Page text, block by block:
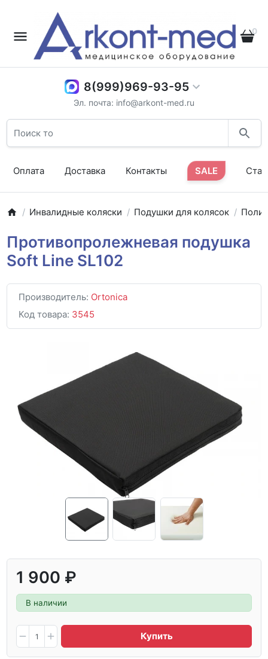
0
8(999)969-93-95
Эл. почта: info@arkont-med.ru
Оплата Доставка Контакты SALE
Инвалидные коляски Подушки для колясок
Противопролежневая подушка
Soft Line SL102
Производитель: Ortonica
Код товара: 3545
1 900 ₽
В наличии
Купить